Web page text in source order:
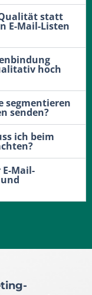
statt
E-Mail-Listen
hoch
segmentieren
senden?
ich beim
Mail-